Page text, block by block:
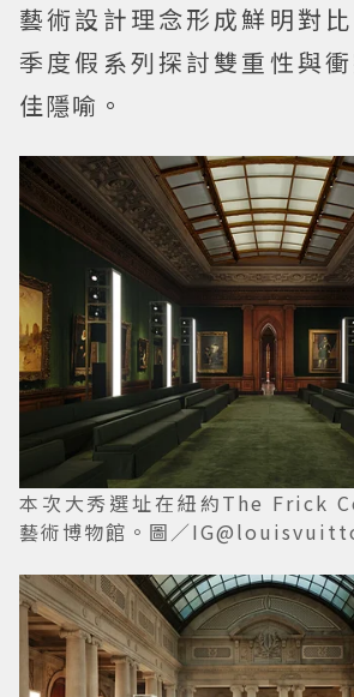
藝術設計理念形成鮮明對
季度假系列探討雙重性與
佳隱喻。
本次大秀選址在紐約The Frick
藝術博物館。圖／